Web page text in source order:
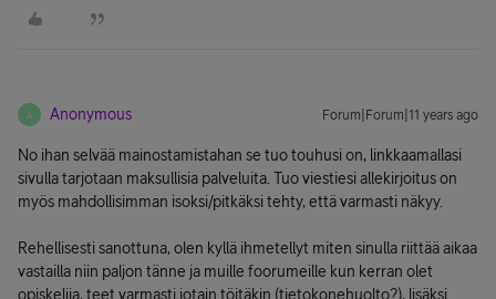
A Anonymous Forum|Forum|11 years ago
No ihan selvää mainostamistahan se tuo touhusi on, linkkaamallasi
sivulla tarjotaan maksullisia palveluita. Tuo viestiesi allekirjoitus on
myös mahdollisimman isoksi/pitkäksi tehty, että varmasti näkyy.
Rehellisesti sanottuna, olen kyllä ihmetellyt miten sinulla riittää aikaa
vastailla niin paljon tänne ja muille foorumeille kun kerran olet
opiskelija, teet varmasti jotain töitäkin (tietokonehuolto?), lisäksi